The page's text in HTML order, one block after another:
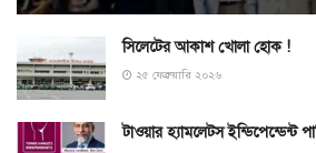
সিলেটের আকাশ খোলা হোক !
২৫ ফেব্রুয়ারি ২০২৬
টাওয়ার হ্যামলেটস ইন্ডিপেন্ডেন্ট